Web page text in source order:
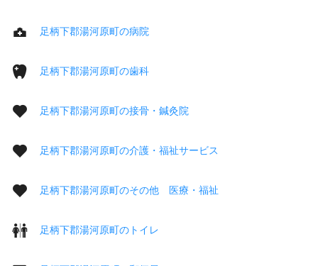
足柄下郡湯河原町の病院
足柄下郡湯河原町の歯科
足柄下郡湯河原町の接骨・鍼灸院
足柄下郡湯河原町の介護・福祉サービス
足柄下郡湯河原町のその他 医療・福祉
足柄下郡湯河原町のトイレ